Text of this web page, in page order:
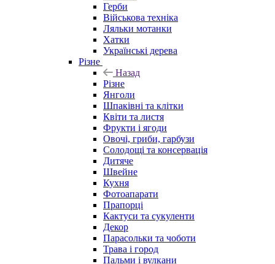
Герби
Військова техніка
Ляльки мотанки
Хатки
Українські дерева
Різне
Назад
Різне
Янголи
Шпаківні та клітки
Квіти та листя
Фрукти і ягоди
Овочі, гриби, гарбузи
Солодощі та консервація
Дитяче
Швейне
Кухня
Фотоапарати
Прапорці
Кактуси та сукуленти
Декор
Парасольки та чоботи
Трава і город
Пальми і вулкани